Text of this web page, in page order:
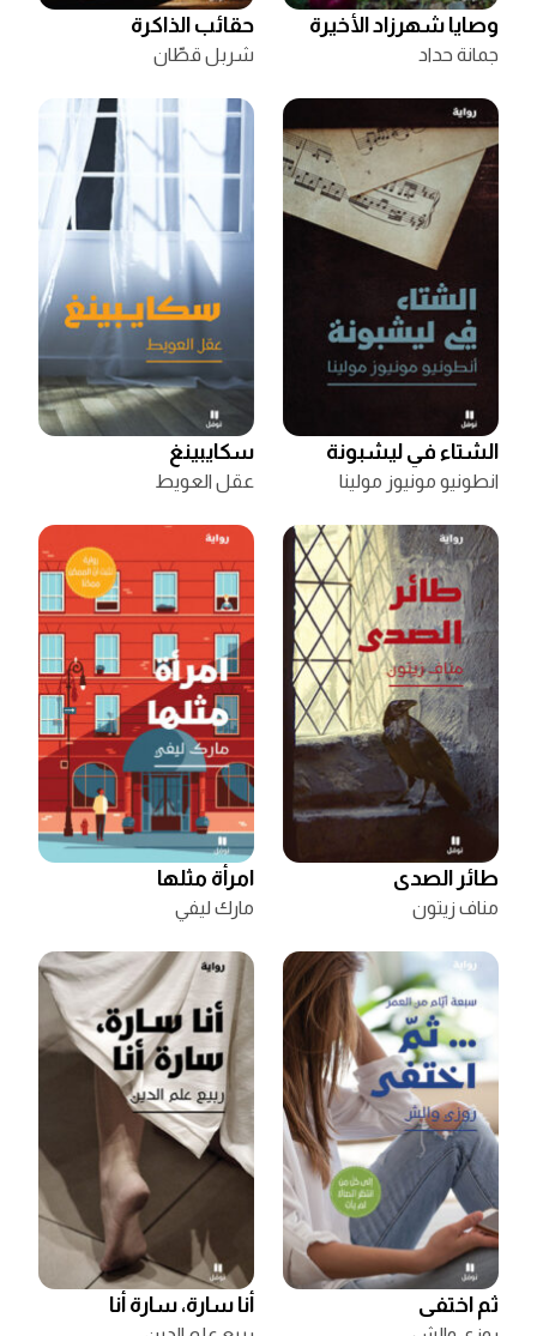
وصايا شهرزاد الأخيرة
جمانة حداد
حقائب الذاكرة
شربل قطّان
الشتاء في ليشبونة
انطونيو مونيوز مولينا
سكايبينغ
عقل العويط
طائر الصدى
مناف زيتون
امرأة مثلها
مارك ليفي
ثم اختفى أنا سارة، سارة أنا